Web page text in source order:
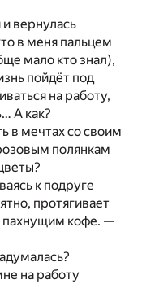
вернулась
в меня пальцем
мало кто знал),
пойдёт под
на работу,
А как?
в мечтах со своим
полянкам
к подруге
протягивает
пахнущим кофе. —
на работу